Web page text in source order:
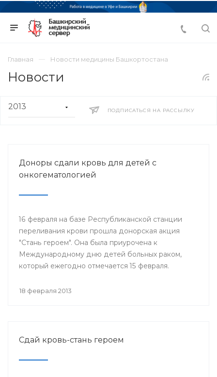
Главная Новости медицины Башкортостана
Новости
ПОДПИСАТЬСЯ НА РАССЫЛКУ
Доноры сдали кровь для детей с
онкогематологией
16 февраля на базе Республиканской станции
переливания крови прошла донорская акция
"Стань героем". Она была приурочена к
Международному дню детей больных раком,
который ежегодно отмечается 15 февраля.
18 февраля 2013
Сдай кровь-стань героем